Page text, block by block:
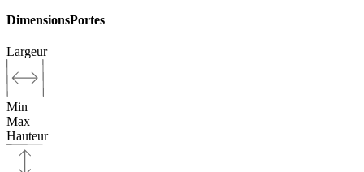
DimensionsPortes
Largeur
Min
Max
Hauteur